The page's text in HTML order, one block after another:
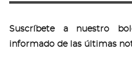
Suscríbete a nuestro
informado de las últimas